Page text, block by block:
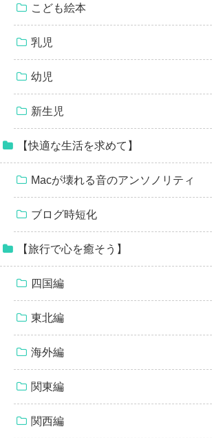
こども絵本
乳児
幼児
新生児
【快適な生活を求めて】
Macが壊れる音のアンソノリティ
ブログ時短化
【旅行で心を癒そう】
四国編
東北編
海外編
関東編
関西編